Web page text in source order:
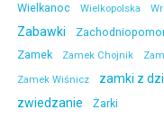
Wielkanoc Wielkopolska
Zabawki
Zamek Zamek Chojnik
Zamek Wiśnicz zamki z
zwiedzanie Żarki